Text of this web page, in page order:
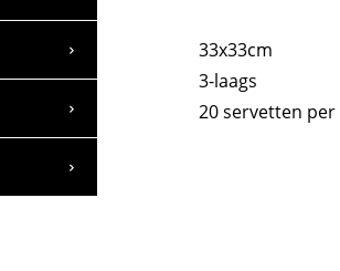
33x33cm
3-laags
20 servetten per